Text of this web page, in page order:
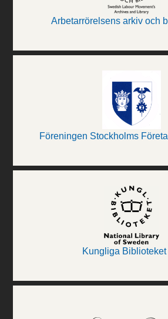
Arbetarrörelsens arkiv och
Föreningen Stockholms
Kungliga Biblioteket